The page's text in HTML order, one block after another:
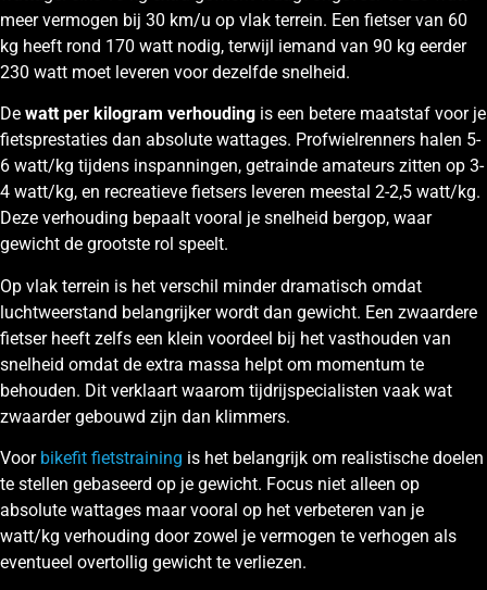
meer vermogen bij 30 km/u op vlak terrein. Een fietser van 60
kg heeft rond 170 watt nodig, terwijl iemand van 90 kg eerder
230 watt moet leveren voor dezelfde snelheid.
De watt per kilogram verhouding is een betere maatstaf voor je
fietsprestaties dan absolute wattages. Profwielrenners halen 5-
6 watt/kg tijdens inspanningen, getrainde amateurs zitten op 3-
4 watt/kg, en recreatieve fietsers leveren meestal 2-2,5 watt/kg.
Deze verhouding bepaalt vooral je snelheid bergop, waar
gewicht de grootste rol speelt.
Op vlak terrein is het verschil minder dramatisch omdat
luchtweerstand belangrijker wordt dan gewicht. Een zwaardere
fietser heeft zelfs een klein voordeel bij het vasthouden van
snelheid omdat de extra massa helpt om momentum te
behouden. Dit verklaart waarom tijdrijspecialisten vaak wat
zwaarder gebouwd zijn dan klimmers.
Voor bikefit fietstraining is het belangrijk om realistische doelen
te stellen gebaseerd op je gewicht. Focus niet alleen op
absolute wattages maar vooral op het verbeteren van je
watt/kg verhouding door zowel je vermogen te verhogen als
eventueel overtollig gewicht te verliezen.